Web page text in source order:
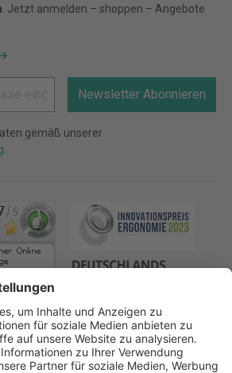
. Jetzt anmelden – shoppen – Angebote
Newsletter Abonnieren
gemäß unserer